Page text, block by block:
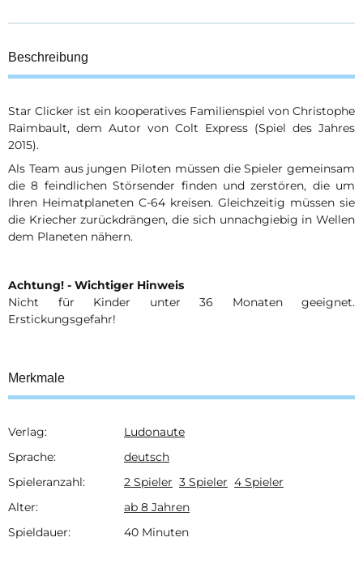
Beschreibung
Star Clicker ist ein kooperatives Familienspiel von Christophe
Raimbault, dem Autor von Colt Express (Spiel des Jahres
2015).
Als Team aus jungen Piloten müssen die Spieler gemeinsam
die 8 feindlichen Störsender finden und zerstören, die um
Ihren Heimatplaneten C-64 kreisen. Gleichzeitig müssen sie
die Kriecher zurückdrängen, die sich unnachgiebig in Wellen
dem Planeten nähern.
Achtung! - Wichtiger Hinweis
Nicht für Kinder unter 36 Monaten geeignet.
Erstickungsgefahr!
Merkmale
Produkteigenschaft
Wert
Verlag:
Ludonaute
Sprache:
deutsch
Spieleranzahl:
2 Spieler 3 Spieler 4 Spieler
Alter:
ab 8 Jahren
Spieldauer:
40 Minuten